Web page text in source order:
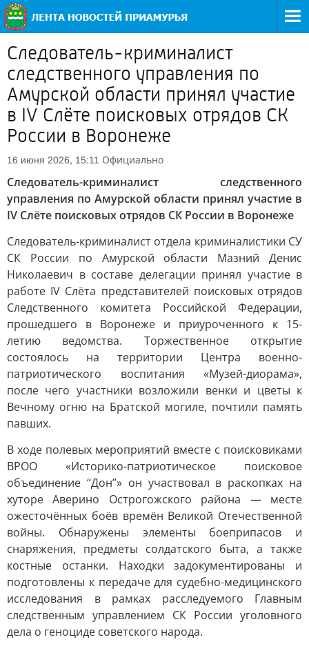
Следователь-криминалист
следственного управления по
Амурской области принял участие
в IV Слёте поисковых отрядов СК
России в Воронеже
16 июня 2026, 15:11 Официально
Следователь-криминалист следственного
управления по Амурской области принял участие в
IV Слёте поисковых отрядов СК России в Воронеже
Следователь-криминалист отдела криминалистики СУ
СК России по Амурской области Мазний Денис
Николаевич в составе делегации принял участие в
работе IV Слёта представителей поисковых отрядов
Следственного комитета Российской Федерации,
прошедшего в Воронеже и приуроченного к 15-
летию ведомства. Торжественное открытие
состоялось на территории Центра военно-
патриотического воспитания «Музей-диорама»,
после чего участники возложили венки и цветы к
Вечному огню на Братской могиле, почтили память
павших.
В ходе полевых мероприятий вместе с поисковиками
ВРОО «Историко-патриотическое поисковое
объединение “Дон”» он участвовал в раскопках на
хуторе Аверино Острогожского района — месте
ожесточённых боёв времён Великой Отечественной
войны. Обнаружены элементы боеприпасов и
снаряжения, предметы солдатского быта, а также
костные останки. Находки задокументированы и
подготовлены к передаче для судебно-медицинского
исследования в рамках расследуемого Главным
следственным управлением СК России уголовного
дела о геноциде советского народа.